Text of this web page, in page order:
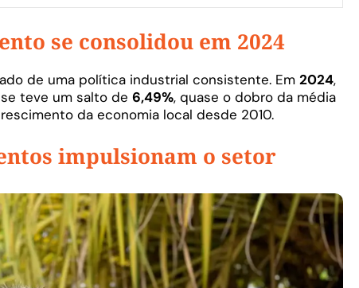
se consolidou em 2024
de uma política industrial consistente. Em 2024,
teve um salto de 6,49%, quase o dobro da média
da economia local desde 2010.
impulsionam o setor